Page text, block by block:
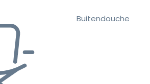
Buitendouche